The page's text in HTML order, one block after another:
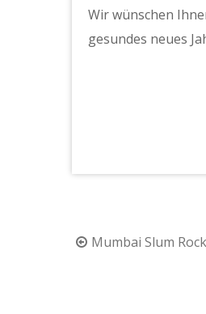
Wir wünschen
gesundes neues
Mumbai Slum